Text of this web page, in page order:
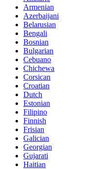
Armenian
Azerbaijani
Belarusian
Bengali
Bosnian
Bulgarian
Cebuano
Chichewa
Corsican
Croatian
Dutch
Estonian
Filipino
Finnish
Frisian
Galician
Georgian
Gujarati
Haitian